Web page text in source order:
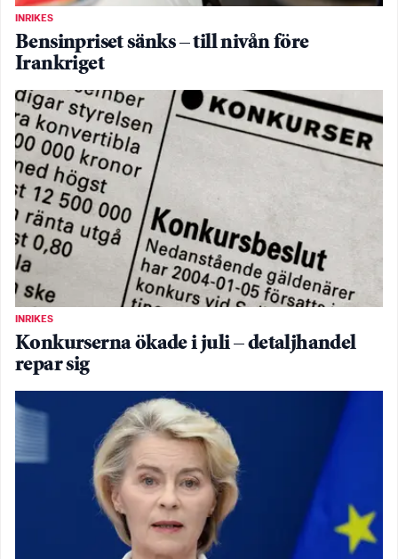
INRIKES
Bensinpriset sänks – till nivån före
Irankriget
INRIKES
Konkurserna ökade i juli – detaljhandel
repar sig